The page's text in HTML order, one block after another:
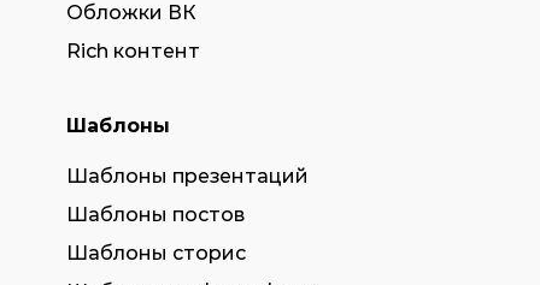
Обложки ВК
Rich контент
Шаблоны
Шаблоны презентаций
Шаблоны постов
Шаблоны сторис